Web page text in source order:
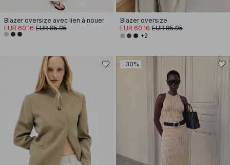
Blazer oversize avec lien à nouer
EUR 60.16 EUR 85.95
Blazer oversize
EUR 60.16 EUR 85.95
+2
-30%